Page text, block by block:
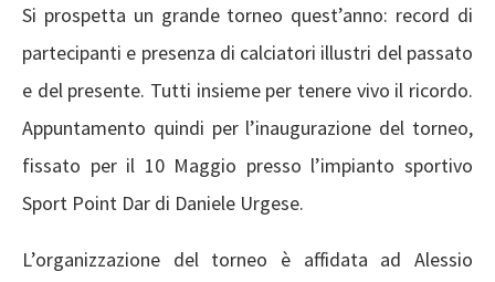
Si prospetta un grande torneo quest’anno: record di
partecipanti e presenza di calciatori illustri del passato
e del presente. Tutti insieme per tenere vivo il ricordo.
Appuntamento quindi per l’inaugurazione del torneo,
fissato per il 10 Maggio presso l’impianto sportivo
Sport Point Dar di Daniele Urgese.
L’organizzazione del torneo è affidata ad Alessio